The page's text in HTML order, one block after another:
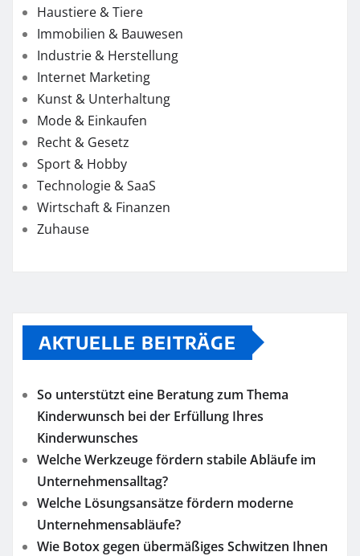
Haustiere & Tiere
Immobilien & Bauwesen
Industrie & Herstellung
Internet Marketing
Kunst & Unterhaltung
Mode & Einkaufen
Recht & Gesetz
Sport & Hobby
Technologie & SaaS
Wirtschaft & Finanzen
Zuhause
AKTUELLE BEITRÄGE
So unterstützt eine Beratung zum Thema
Kinderwunsch bei der Erfüllung Ihres
Kinderwunsches
Welche Werkzeuge fördern stabile Abläufe im
Unternehmensalltag?
Welche Lösungsansätze fördern moderne
Unternehmensabläufe?
Wie Botox gegen übermäßiges Schwitzen Ihnen